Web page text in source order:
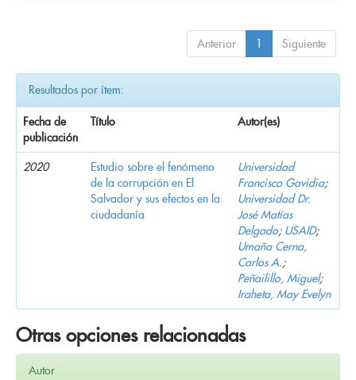
Anterior 1 Siguiente
Resultados por ítem:
Fecha de
publicación
Título Autor(es)
2020
Estudio sobre el fenómeno
de la corrupción en El
Salvador y sus efectos en la
ciudadanía
Universidad
Francisco Gavidia;
Universidad Dr.
José Matías
Delgado; USAID;
Umaña Cerna,
Carlos A.;
Peñailillo, Miguel;
Iraheta, May Evelyn
Otras opciones relacionadas
Autor